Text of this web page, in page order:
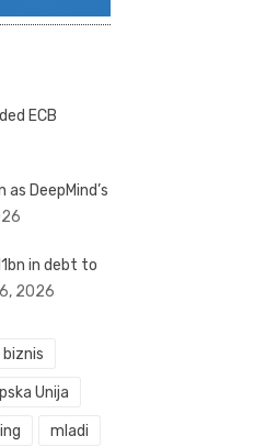
ECB
DeepMind’s
in debt to
2026
biznis
Unija
mladi